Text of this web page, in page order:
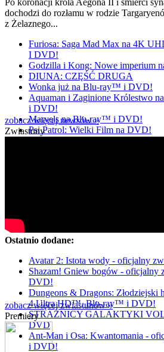
Po koronacji króla Aegona II i śmierci
dochodzi do rozłamu w rodzie
z Żelaznego...
Furiosa: Saga Mad Max na 4K
I DVD!
Godzilla i Kong: Nowe imperium
DIUNA: CZĘŚĆ DRUGA
Wonka już na Blu-ray™ i DVD!
Aquaman i Zaginione Królestwo
i DVD!
Marvels na Blu-ray™ i DVD!
Psi Patrol: Wielki Film na DVD!
zobacz więcej newsów »
Zwiastuny
Ostatnio dodane:
Avatar 2: Istota wody - oficjalny
Shazam! Gniew bogów -
DVD!
Dungeons & Dragons: Złodziejski
4 Ultra HD™, Blu-ray™ i DVD!
STRAŻNICY GALAKTYKI
DVD
Ant-Man i Osa: Kwantomania -
i DVD!
zobacz więcej zwiastunów »
Premiery